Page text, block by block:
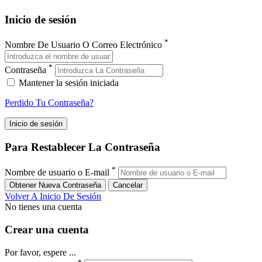
Inicio de sesión
Nombre De Usuario O Correo Electrónico *
Contraseña *
Mantener la sesión iniciada
Perdido Tu Contraseña?
Para Restablecer La Contraseña
Nombre de usuario o E-mail *
Volver A Inicio De Sesión
No tienes una cuenta
Crear una cuenta
Por favor, espere ...